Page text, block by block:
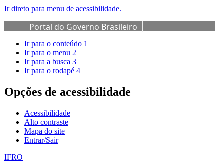
Ir direto para menu de acessibilidade.
Portal do Governo Brasileiro
Ir para o conteúdo 1
Ir para o menu 2
Ir para a busca 3
Ir para o rodapé 4
Opções de acessibilidade
Acessibilidade
Alto contraste
Mapa do site
Entrar/Sair
IFRO